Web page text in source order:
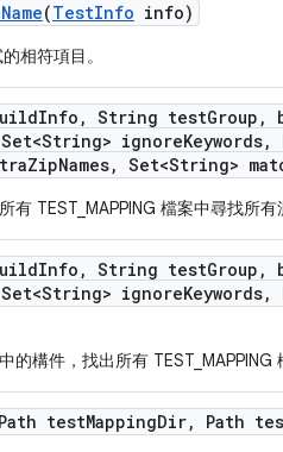
Name(TestInfo info)
相符項目。
Info , String testGroup ,
Set<String> ignoreKeywords,
ZipNames, Set<String>
TEST_MAPPING 檔案中尋找所有
Info , String testGroup ,
Set<String> ignoreKeywords,
構件，找出所有 TEST_MAPPING
testMappingDir, Path